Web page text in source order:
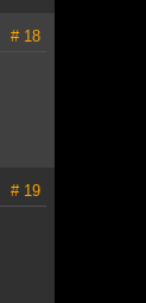
# 18
# 19